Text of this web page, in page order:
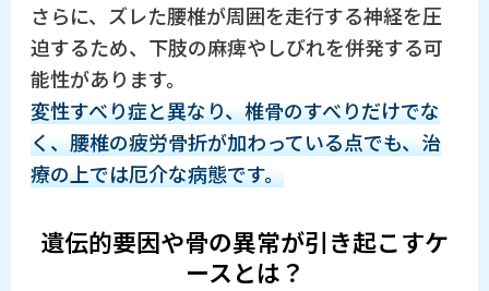
さらに、ズレた腰椎が周囲を走行する神経を圧
迫するため、下肢の麻痺やしびれを併発する可
能性があります。
変性すべり症と異なり、椎骨のすべりだけでな
く、腰椎の疲労骨折が加わっている点でも、治
療の上では厄介な病態です。
遺伝的要因や骨の異常が引き起こすケ
ースとは？